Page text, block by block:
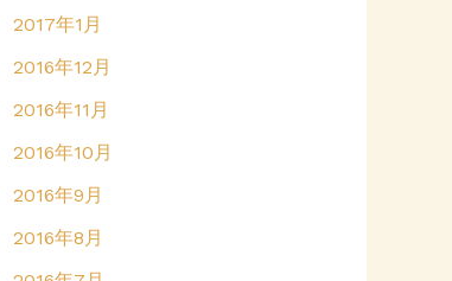
2017年1月
2016年12月
2016年11月
2016年10月
2016年9月
2016年8月